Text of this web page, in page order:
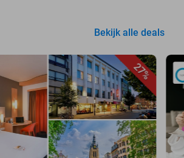
Bekijk alle deals
27%